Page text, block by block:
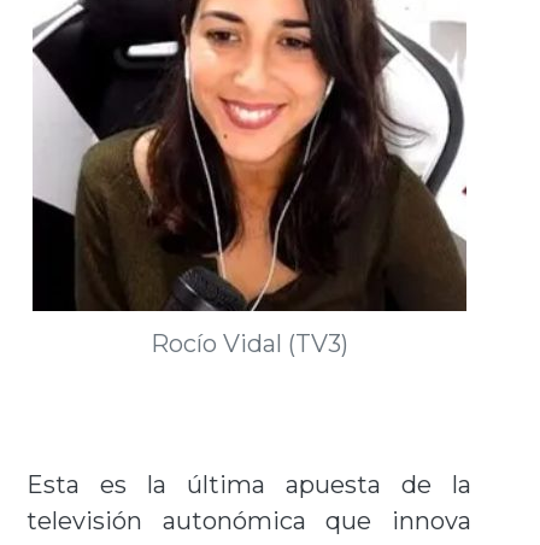
Rocío Vidal (TV3)
Esta es la última apuesta de la
televisión autonómica que innova